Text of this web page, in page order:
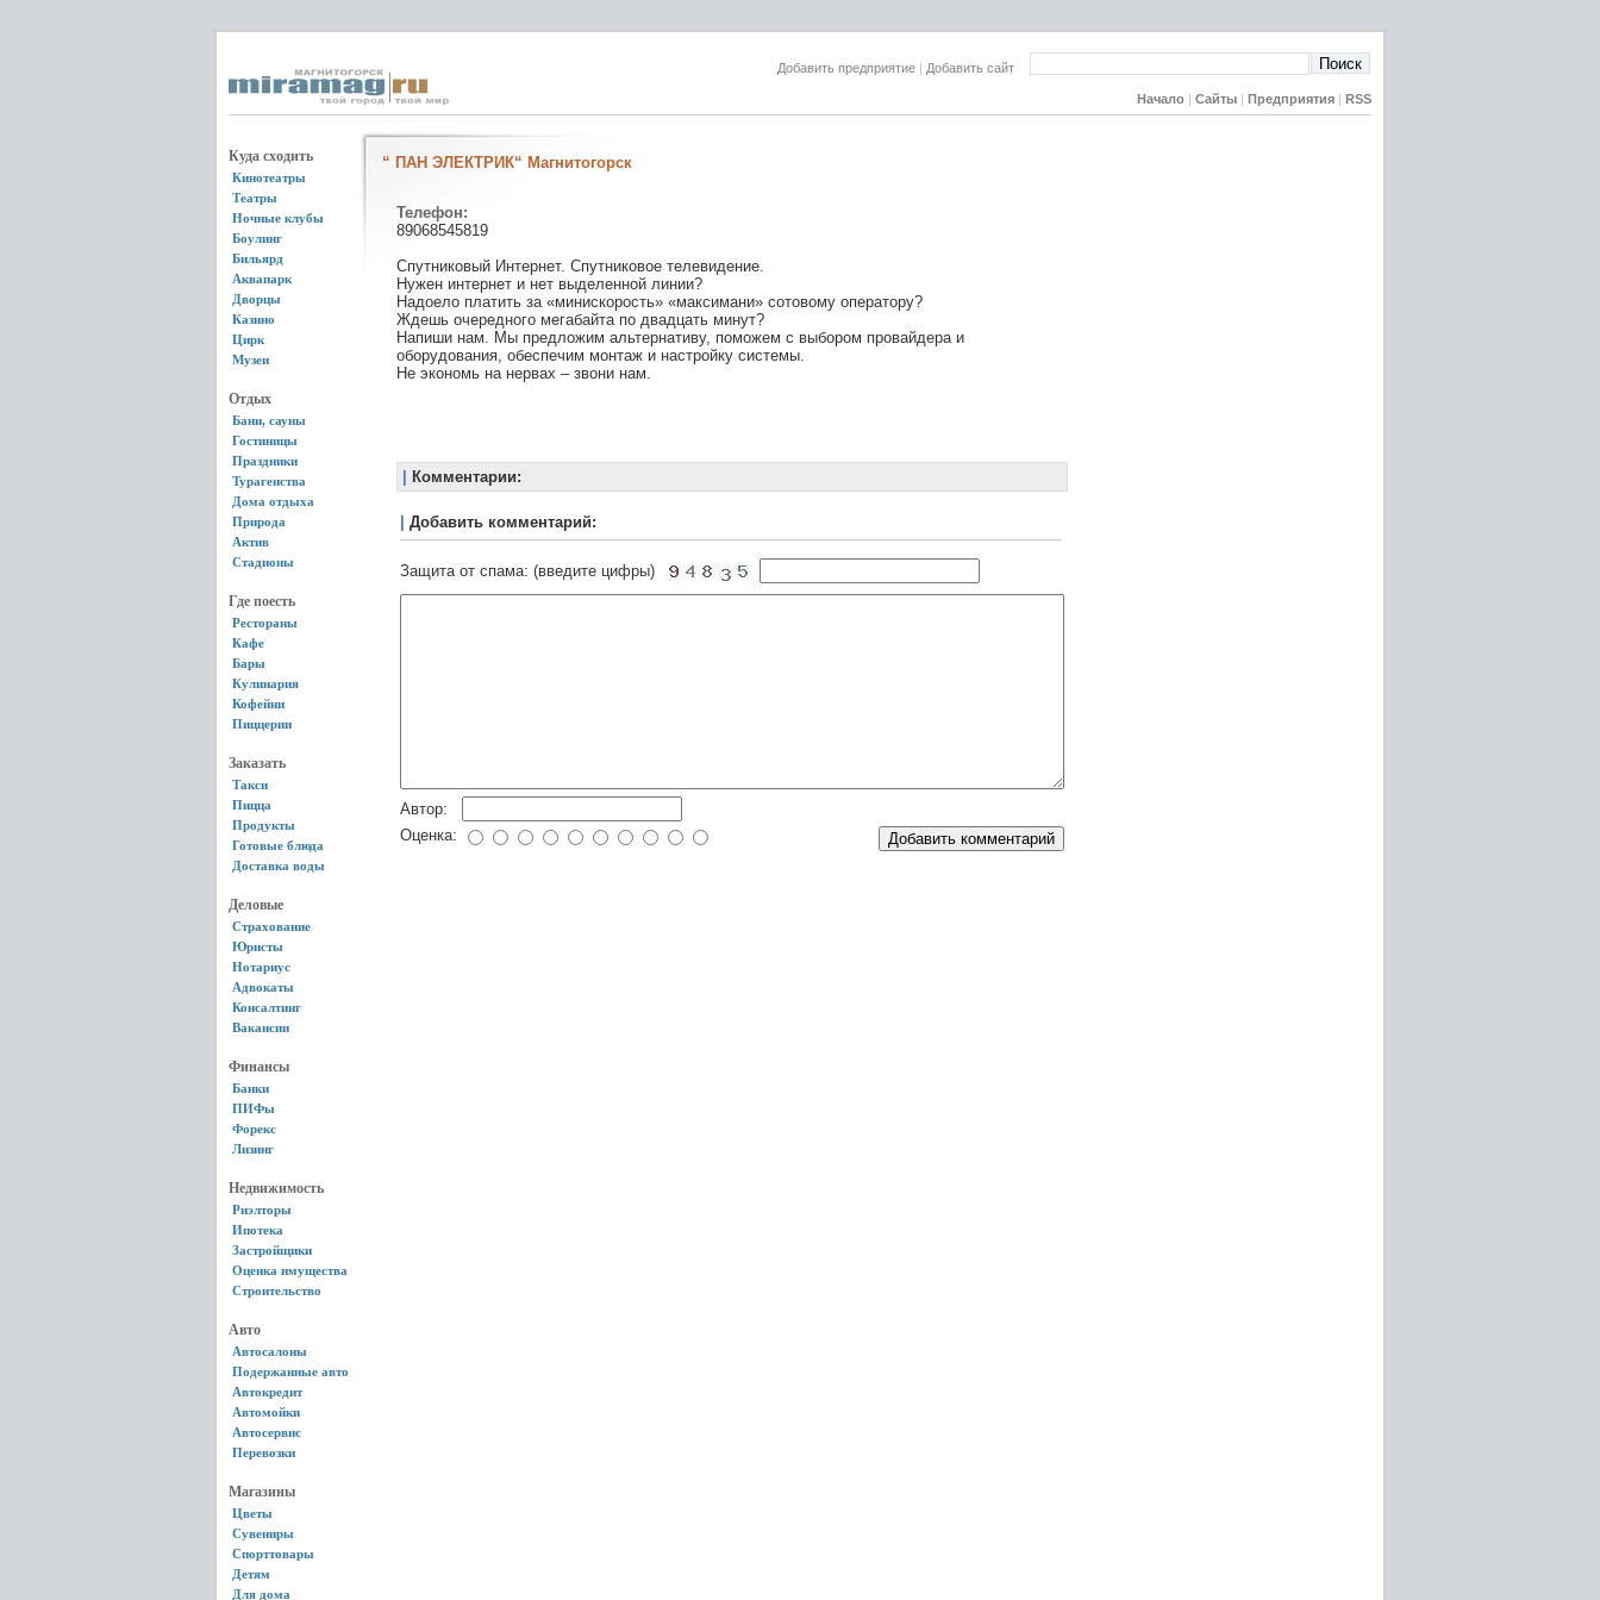
Добавить предприятие | Добавить сайт
Начало Сайты Предприятия RSS
Куда сходить
Кинотеатры
Театры
Ночные клубы
Боулинг
Бильярд
Аквапарк
Дворцы
Казино
Цирк
Музеи
Отдых
Бани, сауны
Гостиницы
Праздники
Турагенства
Дома отдыха
Природа
Актив
Стадионы
Где поесть
Рестораны
Кафе
Бары
Кулинария
Кофейни
Пиццерии
Заказать
Такси
Пицца
Продукты
Готовые блюда
Доставка воды
Деловые
Страхование
Юристы
Нотариус
Адвокаты
Консалтинг
Вакансии
Финансы
Банки
ПИФы
Форекс
Лизинг
Недвижимость
Риэлторы
Ипотека
Застройщики
Оценка имущества
Строительство
Авто
Автосалоны
Подержанные авто
Автокредит
Автомойки
Автосервис
Перевозки
Магазины
Цветы
Сувениры
Спорттовары
Детям
Для дома
“ ПАН ЭЛЕКТРИК“ Магнитогорск
Телефон:
89068545819
Спутниковый Интернет. Спутниковое телевидение.
Нужен интернет и нет выделенной линии?
Надоело платить за «минискорость» «максимани» сотовому оператору?
Ждешь очередного мегабайта по двадцать минут?
Напиши нам. Мы предложим альтернативу, поможем с выбором провайдера и
оборудования, обеспечим монтаж и настройку системы.
Не экономь на нервах – звони нам.
Комментарии:
Добавить комментарий:
Защита от спама: (введите цифры)
Автор:
Оценка: